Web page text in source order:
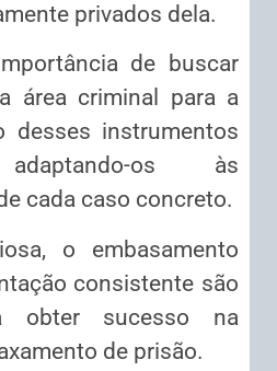
privados dela.
de buscar
área criminal para a
desses instrumentos
os às
cada caso concreto.
o embasamento
consistente são
obter sucesso na
de prisão.